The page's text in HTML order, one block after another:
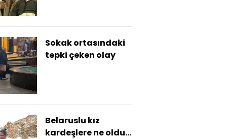
Sokak ortasındaki
tepki çeken olay
Belaruslu kız
kardeşlere ne oldu?